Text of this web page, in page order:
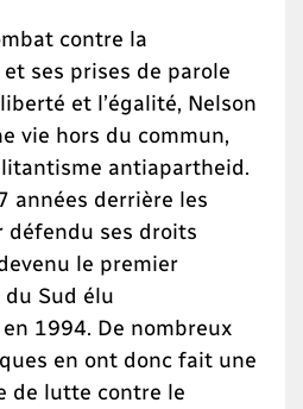
contre la
ses prises de parole
et l’égalité, Nelson
vie hors du commun,
antiapartheid.
années derrière les
défendu ses droits
le premier
du Sud élu
1994. De nombreux
en ont donc fait une
de lutte contre le